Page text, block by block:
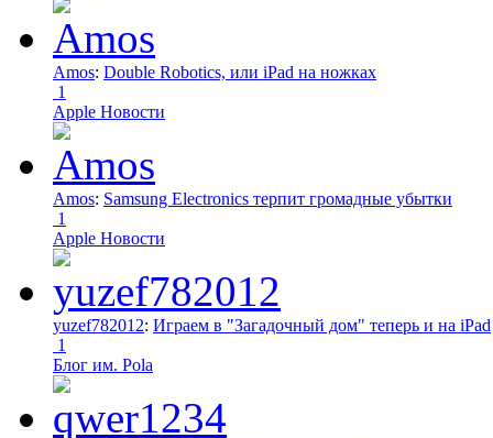
Amos: Double Robotics, или iPad на ножках
1
Apple Новости
Amos: Samsung Electronics терпит громадные убытки
1
Apple Новости
yuzef782012: Играем в "Загадочный дом" теперь и на iPad
1
Блог им. Pola